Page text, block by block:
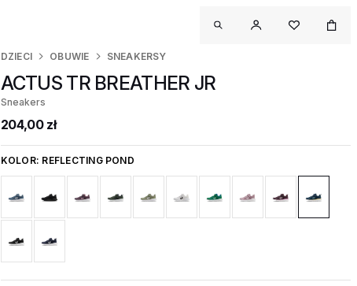
DZIECI OBUWIE SNEAKERSY
ACTUS TR BREATHER JR
Sneakers
204,00 zł
KOLOR: REFLECTING POND